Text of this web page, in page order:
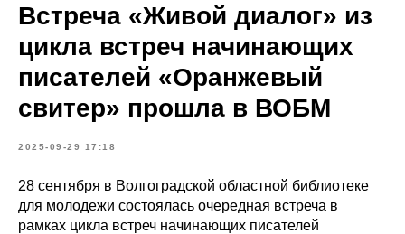
Встреча «Живой диалог» из
цикла встреч начинающих
писателей «Оранжевый
свитер» прошла в ВОБМ
2025-09-29 17:18
28 сентября в Волгоградской областной библиотеке
для молодежи состоялась очередная встреча в
рамках цикла встреч начинающих писателей